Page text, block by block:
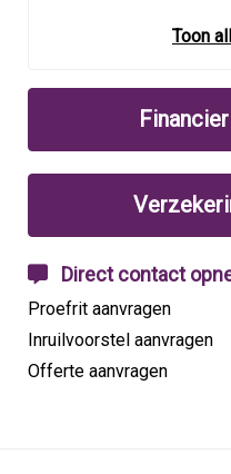
Toon
Direct contact
Proefrit aanvragen
Inruilvoorstel aanvragen
Offerte aanvragen